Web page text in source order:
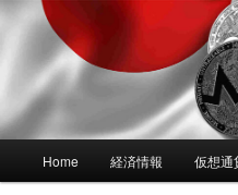
へ
移
Home 経済情報 仮想通